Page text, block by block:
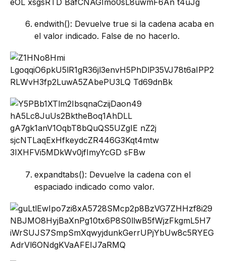
endwith(): Devuelve true si la cadena acaba en
el valor indicado. False de no hacerlo.
expandtabs(): Devuelve la cadena con el
espaciado indicado como valor.